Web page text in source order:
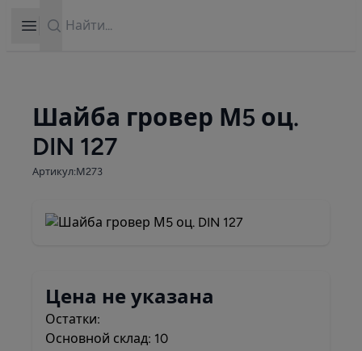
Open sidebar
Шайба гровер М5 оц.
DIN 127
Артикул:М273
Цена не указана
Остатки:
Основной склад: 10